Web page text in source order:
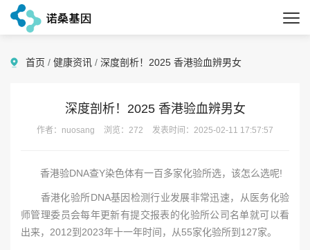
首页 / 健康资讯 / 深度剖析！2025 香港验血辨男女
深度剖析！2025 香港验血辨男女
作者：nuosang 浏览：272 发表时间：2025-02-11 17:57:57
香港验DNA查Y染色体有一百多家化验所选，该怎么选呢!
香港化验所DNA基因检测行业发展非常迅速，从医务化验
师管理委员会每年更新有提交报表的化验所公司名单就可以看
出来，2012到2023年十一年时间，从55家化验所到127家。